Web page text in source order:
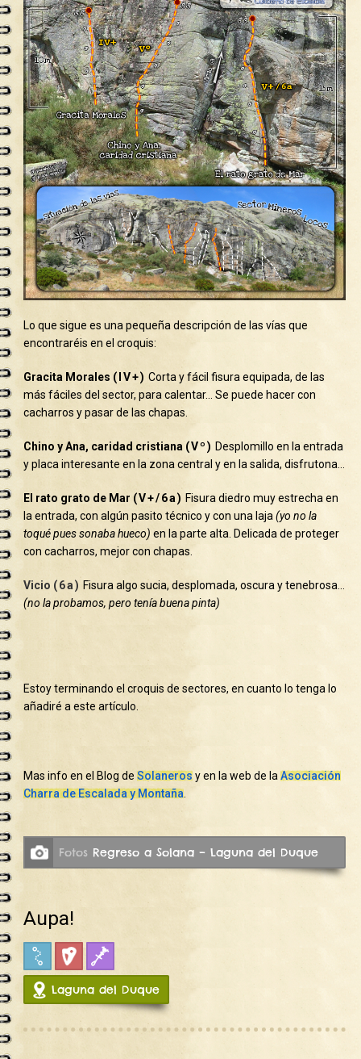
Lo que sigue es una pequeña descripción de las vías que
encontraréis en el croquis:
Gracita Morales (IV+) Corta y fácil fisura equipada, de las
más fáciles del sector, para calentar… Se puede hacer con
cacharros y pasar de las chapas.
Chino y Ana, caridad cristiana (Vº) Desplomillo en la entrada
y placa interesante en la zona central y en la salida, disfrutona…
El rato grato de Mar (V+/6a) Fisura diedro muy estrecha en
la entrada, con algún pasito técnico y con una laja(yo no la
toqué pues sonaba hueco) en la parte alta. Delicada de proteger
con cacharros, mejor con chapas.
Vicio (6a) Fisura algo sucia, desplomada, oscura y tenebrosa…
(no la probamos, pero tenía buena pinta)
Estoy terminando el croquis de sectores, en cuanto lo tenga lo
añadiré a este artículo.
Mas info en el Blog deSolanerosy en la web de laAsociación
Charra de Escalada y Montaña.
Fotos Regreso a Solana – Laguna del Duque
Aupa!
CroquisDeportiva
Fisuras
Laguna del Duque